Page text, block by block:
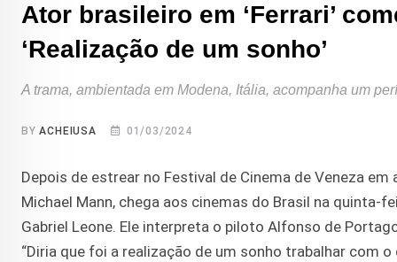
Ator brasileiro em ‘Ferrari’
‘Realização de um sonho’
A trama, ambientada em Modena, Itália, acompanha um
BYACHEIUSA 01/03/2024
Depois de estrear no Festival de Cinema de Veneza
Michael Mann, chega aos cinemas do Brasil na
Gabriel Leone. Ele interpreta o piloto Alfonso de
“Diria que foi a realização de um sonho trabalhar com